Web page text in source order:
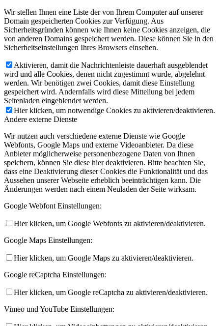
Wir stellen Ihnen eine Liste der von Ihrem Computer auf unserer
Domain gespeicherten Cookies zur Verfügung. Aus
Sicherheitsgründen können wie Ihnen keine Cookies anzeigen, die
von anderen Domains gespeichert werden. Diese können Sie in den
Sicherheitseinstellungen Ihres Browsers einsehen.
Aktivieren, damit die Nachrichtenleiste dauerhaft ausgeblendet
wird und alle Cookies, denen nicht zugestimmt wurde, abgelehnt
werden. Wir benötigen zwei Cookies, damit diese Einstellung
gespeichert wird. Andernfalls wird diese Mitteilung bei jedem
Seitenladen eingeblendet werden.
Hier klicken, um notwendige Cookies zu aktivieren/deaktivieren.
Andere externe Dienste
Wir nutzen auch verschiedene externe Dienste wie Google
Webfonts, Google Maps und externe Videoanbieter. Da diese
Anbieter möglicherweise personenbezogene Daten von Ihnen
speichern, können Sie diese hier deaktivieren. Bitte beachten Sie,
dass eine Deaktivierung dieser Cookies die Funktionalität und das
Aussehen unserer Webseite erheblich beeinträchtigen kann. Die
Änderungen werden nach einem Neuladen der Seite wirksam.
Google Webfont Einstellungen:
Hier klicken, um Google Webfonts zu aktivieren/deaktivieren.
Google Maps Einstellungen:
Hier klicken, um Google Maps zu aktivieren/deaktivieren.
Google reCaptcha Einstellungen:
Hier klicken, um Google reCaptcha zu aktivieren/deaktivieren.
Vimeo und YouTube Einstellungen: